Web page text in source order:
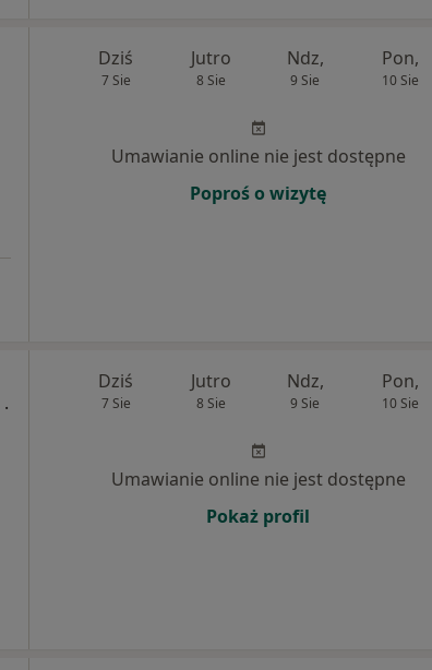
Dziś
7 Sie
Jutro
8 Sie
Ndz,
9 Sie
Pon,
10 Sie
Umawianie online nie jest dostępne
Poproś o wizytę
·
Dziś
7 Sie
Jutro
8 Sie
Ndz,
9 Sie
Pon,
10 Sie
Umawianie online nie jest dostępne
Pokaż profil